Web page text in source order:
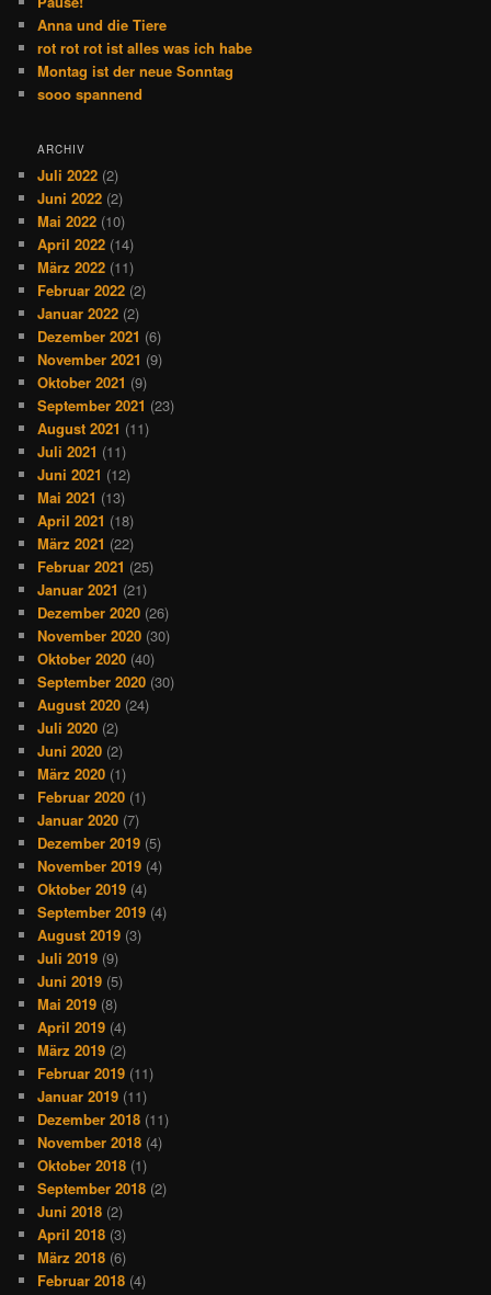
Anna und die Tiere
rot rot rot ist alles was ich habe
Montag ist der neue Sonntag
sooo spannend
ARCHIV
Juli 2022 (2)
Juni 2022 (2)
Mai 2022 (10)
April 2022 (14)
März 2022 (11)
Februar 2022 (2)
Januar 2022 (2)
Dezember 2021 (6)
November 2021 (9)
Oktober 2021 (9)
September 2021 (23)
August 2021 (11)
Juli 2021 (11)
Juni 2021 (12)
Mai 2021 (13)
April 2021 (18)
März 2021 (22)
Februar 2021 (25)
Januar 2021 (21)
Dezember 2020 (26)
November 2020 (30)
Oktober 2020 (40)
September 2020 (30)
August 2020 (24)
Juli 2020 (2)
Juni 2020 (2)
März 2020 (1)
Februar 2020 (1)
Januar 2020 (7)
Dezember 2019 (5)
November 2019 (4)
Oktober 2019 (4)
September 2019 (4)
August 2019 (3)
Juli 2019 (9)
Juni 2019 (5)
Mai 2019 (8)
April 2019 (4)
März 2019 (2)
Februar 2019 (11)
Januar 2019 (11)
Dezember 2018 (11)
November 2018 (4)
Oktober 2018 (1)
September 2018 (2)
Juni 2018 (2)
April 2018 (3)
März 2018 (6)
Februar 2018 (4)